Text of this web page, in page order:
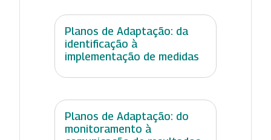
Planos de Adaptação: da
identificação à
implementação de medidas
Planos de Adaptação: do
monitoramento à